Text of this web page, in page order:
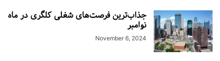
جذاب‌ترین فرصت‌های شغلی کلگری در ماه
نوامبر
November 6, 2024